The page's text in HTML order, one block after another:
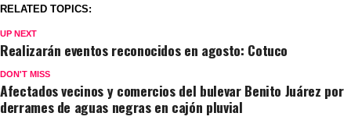
RELATED TOPICS:
UP NEXT
Realizarán eventos reconocidos en agosto: Cotuco
DON'T MISS
Afectados vecinos y comercios del bulevar Benito Juárez por
derrames de aguas negras en cajón pluvial